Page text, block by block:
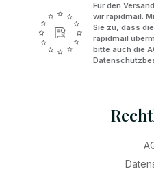
Für den
wir rapidmail.
Sie zu, dass
rapidmail
bitte auch die